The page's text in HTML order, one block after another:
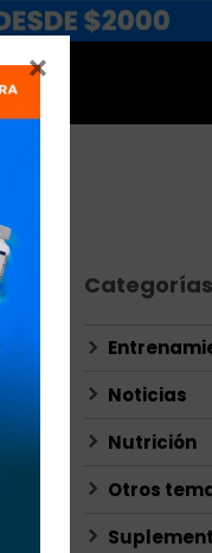

Categorías
Noticias
Nutrición
Otros